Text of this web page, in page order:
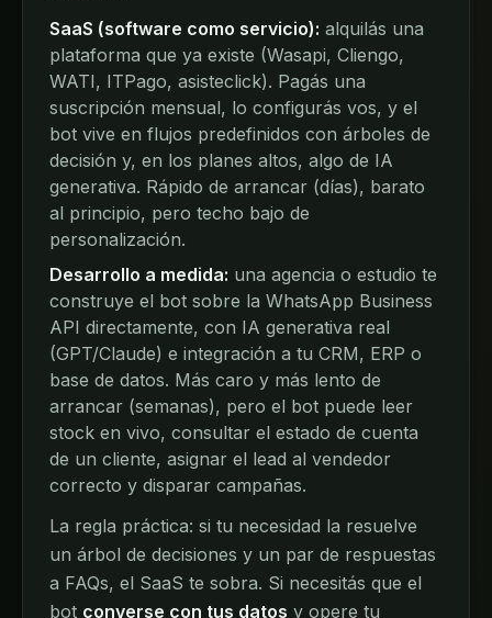
SaaS (software como servicio): alquilás una
plataforma que ya existe (Wasapi, Cliengo,
WATI, ITPago, asisteclick). Pagás una
suscripción mensual, lo configurás vos, y el
bot vive en flujos predefinidos con árboles de
decisión y, en los planes altos, algo de IA
generativa. Rápido de arrancar (días), barato
al principio, pero techo bajo de
personalización.
Desarrollo a medida: una agencia o estudio te
construye el bot sobre la WhatsApp Business
API directamente, con IA generativa real
(GPT/Claude) e integración a tu CRM, ERP o
base de datos. Más caro y más lento de
arrancar (semanas), pero el bot puede leer
stock en vivo, consultar el estado de cuenta
de un cliente, asignar el lead al vendedor
correcto y disparar campañas.
La regla práctica: si tu necesidad la resuelve
un árbol de decisiones y un par de respuestas
a FAQs, el SaaS te sobra. Si necesitás que el
bot converse con tus datos y opere tu